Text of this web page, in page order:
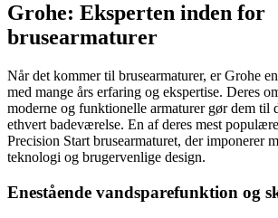
Grohe: Eksperten inden for
brusearmaturer
Når det kommer til brusearmaturer, er Grohe
med mange års erfaring og ekspertise. Deres
moderne og funktionelle armaturer gør dem til
ethvert badeværelse. En af deres mest
Precision Start brusearmaturet, der imponerer
teknologi og brugervenlige design.
Enestående vandsparefunktion og